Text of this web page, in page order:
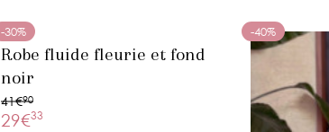
-30%
Robe fluide fleurie et fond
noir
41€90
29€33
-40%